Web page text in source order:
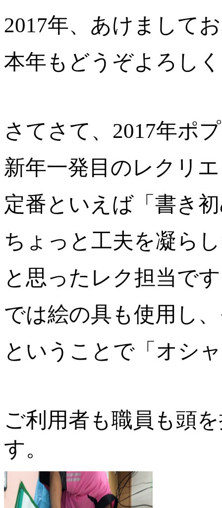
2017年、あけまして
本年もどうぞよろし
さてさて、2017年ポ
新年一発目のレクリ
定番といえば「書き
ちょっと工夫を凝ら
と思ったレク担当で
では絵の具も使用し
ということで「オシ
ご利用者も職員も頭
す。